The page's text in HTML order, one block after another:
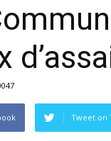
Tweet on